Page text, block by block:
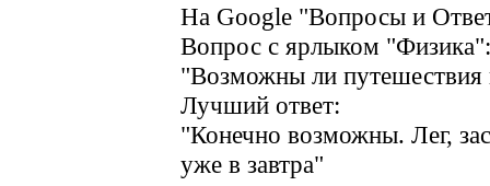
На Google "Вопросы и
Вопрос с ярлыком "Физика":
"Возможны ли путешествия
Лучший ответ:
"Конечно возможны. Лег,
уже в завтра"